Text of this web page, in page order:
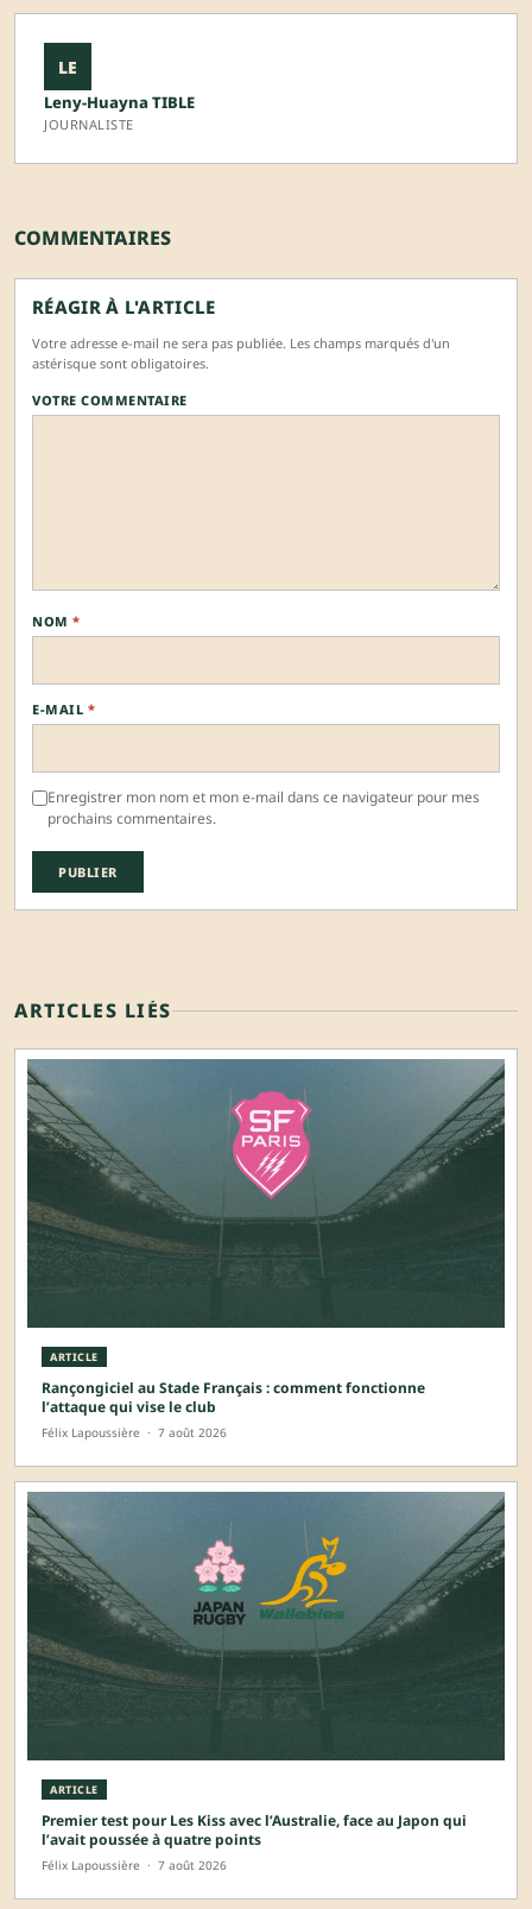
LE
Leny-Huayna TIBLE
JOURNALISTE
COMMENTAIRES
RÉAGIR À L'ARTICLE
Votre adresse e-mail ne sera pas publiée. Les champs marqués d'un
astérisque sont obligatoires.
VOTRE COMMENTAIRE
NOM *
E-MAIL *
Enregistrer mon nom et mon e-mail dans ce navigateur pour mes
prochains commentaires.
ARTICLES LIÉS
ARTICLE
Rançongiciel au Stade Français : comment fonctionne
l’attaque qui vise le club
Félix Lapoussière · 7 août 2026
ARTICLE
Premier test pour Les Kiss avec l’Australie, face au Japon qui
l’avait poussée à quatre points
Félix Lapoussière · 7 août 2026